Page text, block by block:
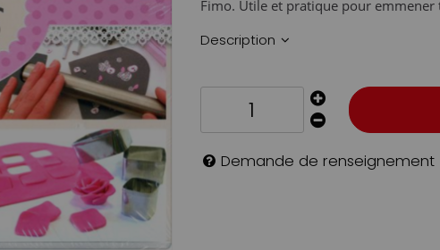
Fimo. Utile et pratique pour emmener
Description
Demande de renseignement